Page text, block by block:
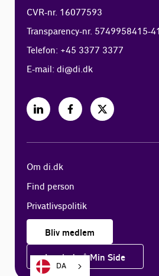
CVR-nr. 16077593
Transparency-nr. 5749958415-41
Telefon: +45 3377 3377
E-mail:di@di.dk
Om di.dk
Find person
Privatlivspolitik
Bliv medlem
Log ind på Min Side
DA